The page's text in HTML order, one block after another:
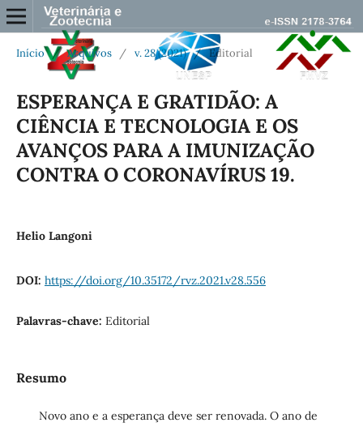
Início / Arquivos / v. 28 (2021) / Editorial
ESPERANÇA E GRATIDÃO: A
CIÊNCIA E TECNOLOGIA E OS
AVANÇOS PARA A IMUNIZAÇÃO
CONTRA O CORONAVÍRUS 19.
Helio Langoni
DOI: https://doi.org/10.35172/rvz.2021.v28.556
Palavras-chave: Editorial
Resumo
Novo ano e a esperança deve ser renovada. O ano de